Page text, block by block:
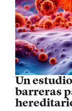
Un
barreras